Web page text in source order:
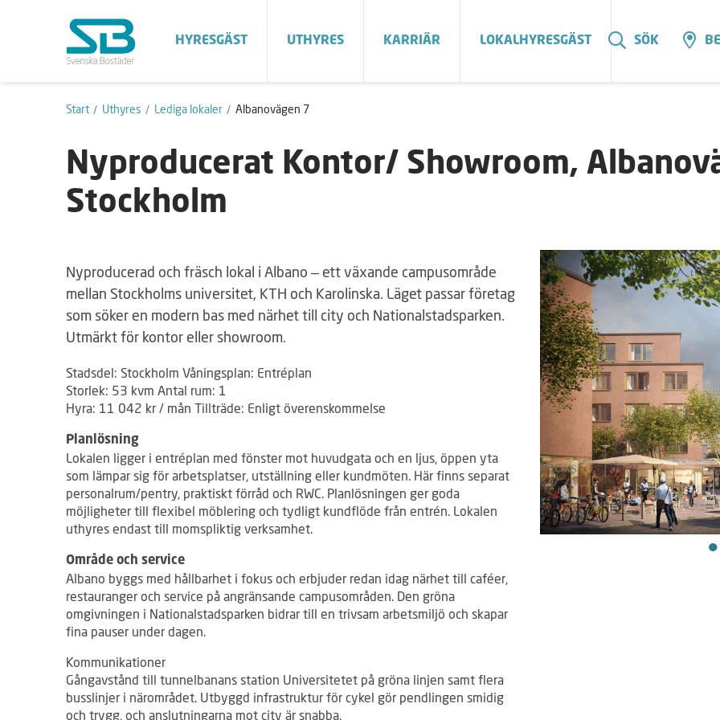
HYRESGÄST UTHYRES KARRIÄR LOKALHYRESGÄST SÖK
Start Uthyres Lediga lokaler Albanovägen 7
Nyproducerat Kontor/ Showroom,
Stockholm
Nyproducerad och fräsch lokal i Albano – ett växande campusområde
mellan Stockholms universitet, KTH och Karolinska. Läget passar företag
som söker en modern bas med närhet till city och Nationalstadsparken.
Utmärkt för kontor eller showroom.
Stadsdel: Stockholm Våningsplan: Entréplan
Storlek: 53 kvm Antal rum: 1
Hyra: 11 042 kr / mån Tillträde: Enligt överenskommelse
Planlösning
Lokalen ligger i entréplan med fönster mot huvudgata och en ljus, öppen yta
som lämpar sig för arbetsplatser, utställning eller kundmöten. Här finns separat
personalrum/pentry, praktiskt förråd och RWC. Planlösningen ger goda
möjligheter till flexibel möblering och tydligt kundflöde från entrén. Lokalen
uthyres endast till momspliktig verksamhet.
Område och service
Albano byggs med hållbarhet i fokus och erbjuder redan idag närhet till caféer,
restauranger och service på angränsande campusområden. Den gröna
omgivningen i Nationalstadsparken bidrar till en trivsam arbetsmiljö och skapar
fina pauser under dagen.
Kommunikationer
Gångavstånd till tunnelbanans station Universitetet på gröna linjen samt flera
busslinjer i närområdet. Utbyggd infrastruktur för cykel gör pendlingen smidig
och trygg, och anslutningarna mot city är snabba.